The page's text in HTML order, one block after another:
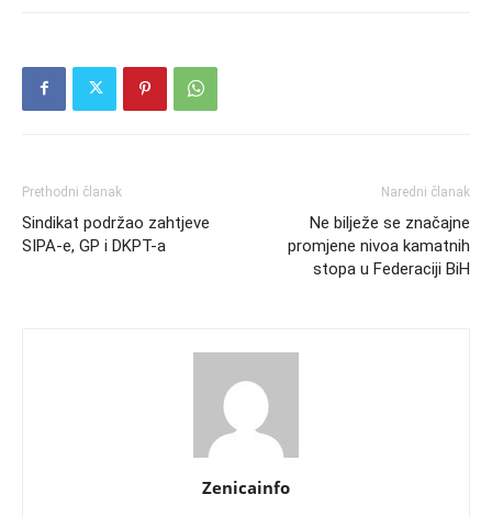
Prethodni članak
Sindikat podržao zahtjeve
SIPA-e, GP i DKPT-a
Naredni članak
Ne bilježe se značajne
promjene nivoa kamatnih
stopa u Federaciji BiH
Zenicainfo